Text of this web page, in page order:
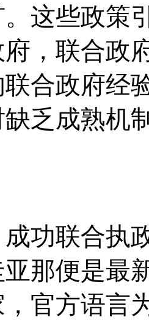
这些政策
，联合政
合政府经
乏成熟机
功联合执
那便是最
官方语言